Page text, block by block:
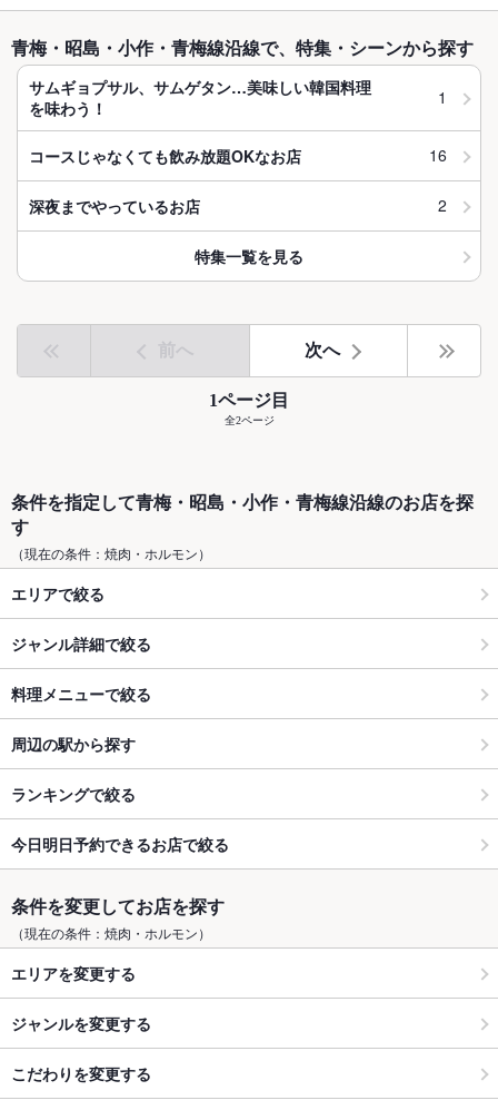
青梅・昭島・小作・青梅線沿線で、特集・シーンから探す
サムギョプサル、サムゲタン…美味しい韓国料理
を味わう！
1
コースじゃなくても飲み放題OKなお店 16
深夜までやっているお店 2
特集一覧を見る
前へ 次へ
1ページ目
全2ページ
条件を指定して青梅・昭島・小作・青梅線沿線のお店を探
す
（現在の条件：焼肉・ホルモン）
エリアで絞る
ジャンル詳細で絞る
料理メニューで絞る
周辺の駅から探す
ランキングで絞る
今日明日予約できるお店で絞る
条件を変更してお店を探す
（現在の条件：焼肉・ホルモン）
エリアを変更する
ジャンルを変更する
こだわりを変更する